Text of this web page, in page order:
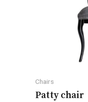
Chairs
Patty chair